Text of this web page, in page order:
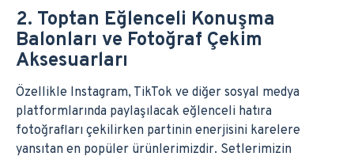
2. Toptan Eğlenceli Konuşma
Balonları ve Fotoğraf Çekim
Aksesuarları
Özellikle Instagram, TikTok ve diğer sosyal medya
platformlarında paylaşılacak eğlenceli hatıra
fotoğrafları çekilirken partinin enerjisini karelere
yansıtan en popüler ürünlerimizdir. Setlerimizin